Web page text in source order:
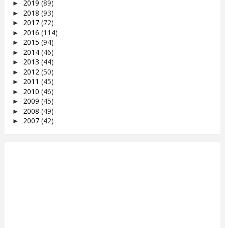
► 2019 (89)
► 2018 (93)
► 2017 (72)
► 2016 (114)
► 2015 (94)
► 2014 (46)
► 2013 (44)
► 2012 (50)
► 2011 (45)
► 2010 (46)
► 2009 (45)
► 2008 (49)
► 2007 (42)